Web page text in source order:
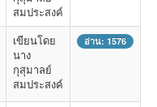
สมประสงค์
เขียนโดย
นาง
กุสุมาลย์
สมประสงค์
อ่าน: 1576